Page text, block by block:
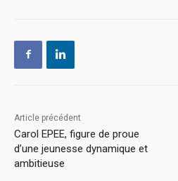
Article précédent
Carol EPEE, figure de proue
d’une jeunesse dynamique et
ambitieuse